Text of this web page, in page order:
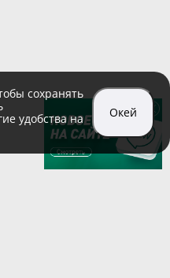
сохранять
удобства на
Окей